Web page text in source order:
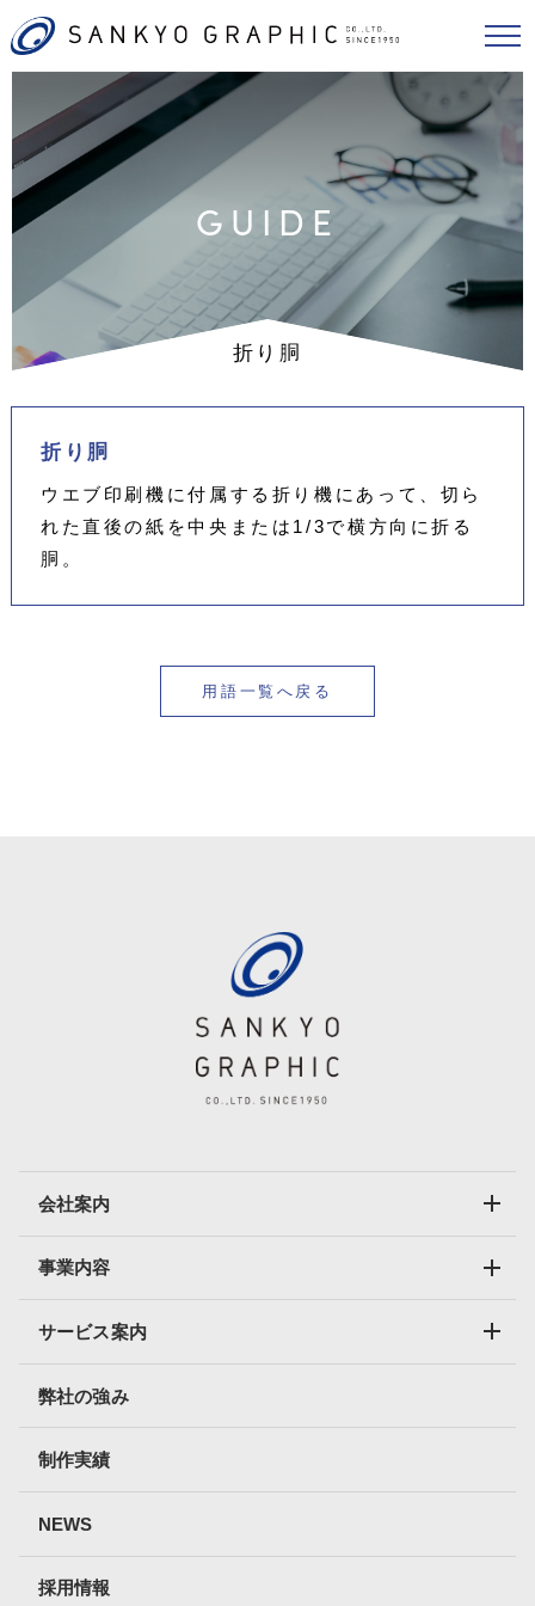
GUIDE
折り胴
折り胴
ウエブ印刷機に付属する折り機にあって、切ら
れた直後の紙を中央または1/3で横方向に折る
胴。
用語一覧へ戻る
会社案内
事業内容
サービス案内
弊社の強み
制作実績
NEWS
採用情報